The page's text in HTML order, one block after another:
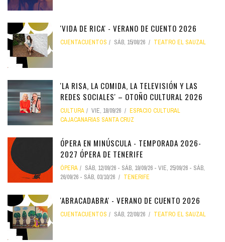
'VIDA DE RICA' - VERANO DE CUENTO 2026
CUENTACUENTOS SÁB, 15/08/26 TEATRO EL SAUZAL
'LA RISA, LA COMIDA, LA TELEVISIÓN Y LAS
REDES SOCIALES' – OTOÑO CULTURAL 2026
CULTURA VIE, 18/09/26
ESPACIO CULTURAL
CAJACANARIAS SANTA CRUZ
ÓPERA EN MINÚSCULA - TEMPORADA 2026-
2027 ÓPERA DE TENERIFE
ÓPERA SÁB, 12/09/26 - SÁB, 19/09/26 - VIE, 25/09/26 - SÁB,
26/09/26 - SÁB, 03/10/26 TENERIFE
'ABRACADABRA' - VERANO DE CUENTO 2026
CUENTACUENTOS SÁB, 22/08/26 TEATRO EL SAUZAL